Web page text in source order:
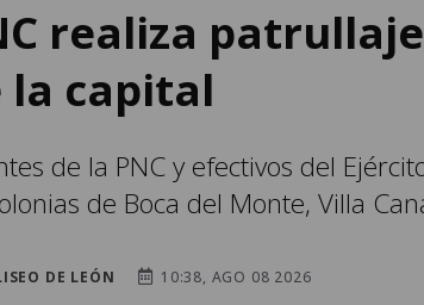
realiza
la capital
de la PNC y efectivos del
de Boca del Monte, Villa
DE LEÓN 10:38, AGO 08 2026